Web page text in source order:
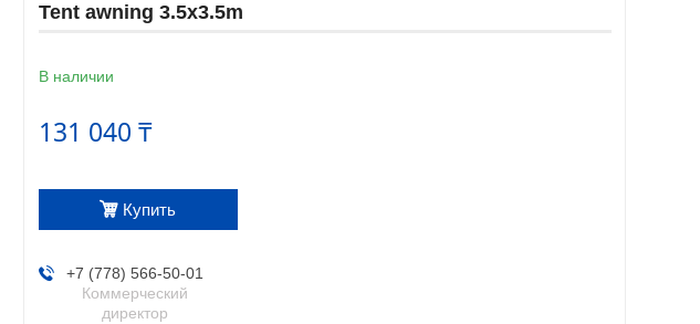
Tent awning 3.5x3.5m
В наличии
131 040 ₸
Купить
+7 (778) 566-50-01
Коммерческий
директор